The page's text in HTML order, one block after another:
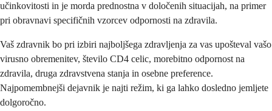
učinkovitosti in je morda prednostna v določenih situacijah, na primer
pri obravnavi specifičnih vzorcev odpornosti na zdravila.
Vaš zdravnik bo pri izbiri najboljšega zdravljenja za vas upošteval vašo
virusno obremenitev, število CD4 celic, morebitno odpornost na
zdravila, druga zdravstvena stanja in osebne preference.
Najpomembnejši dejavnik je najti režim, ki ga lahko dosledno jemljete
dolgoročno.